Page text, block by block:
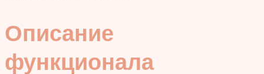
Описание
функционала